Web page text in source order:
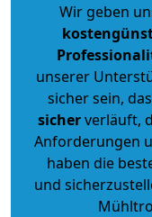
Wir geben
unserer
sicher sein,
sicherverläuft,
Anforderungen
haben die
und